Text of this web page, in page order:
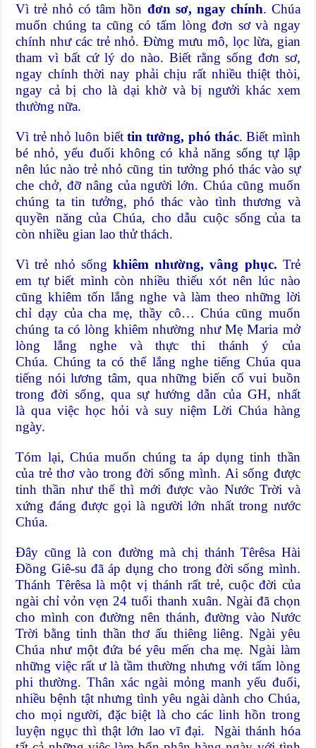
Vì trẻ nhỏ có tâm hồn đơn sơ, ngay chính. Chúa
muốn chúng ta cũng có tấm lòng đơn sơ và ngay
chính như các trẻ nhỏ. Đừng mưu mô, lọc lừa, gian
tham vì bất cứ lý do nào. Biết rằng sống đơn sơ,
ngay chính thời nay phải chịu rất nhiều thiệt thòi,
ngay cả bị cho là dại khờ và bị ngưởi khác xem
thường nữa.
Vì trẻ nhỏ luôn biết tin tưởng, phó thác. Biết mình
bé nhỏ, yếu đuối không có khả năng sống tự lập
nên lúc nào trẻ nhỏ cũng tin tưởng phó thác vào sự
che chở, đỡ nâng của người lớn. Chúa cũng muốn
chúng ta tin tưởng, phó thác vào tình thương và
quyền năng của Chúa, cho dẫu cuộc sống của ta
còn nhiều gian lao thử thách.
Vì trẻ nhỏ sống khiêm nhường, vâng phục. Trẻ
em tự biết mình còn nhiều thiếu xót nên lúc nào
cũng khiêm tốn lắng nghe và làm theo những lời
chỉ dạy của cha mẹ, thầy cô… Chúa cũng muốn
chúng ta có lòng khiêm nhường như Mẹ Maria mở
lòng lắng nghe và thực thi thánh ý của
Chúa. Chúng ta có thể lắng nghe tiếng Chúa qua
tiếng nói lương tâm, qua những biến cố vui buồn
trong đời sống, qua sự hướng dẫn của GH, nhất
là qua việc học hỏi và suy niệm Lời Chúa hàng
ngày.
Tóm lại, Chúa muốn chúng ta áp dụng tinh thần
của trẻ thơ vào trong đời sống mình. Ai sống được
tinh thần như thế thì mới được vào Nước Trời và
xứng đáng được gọi là người lớn nhất trong nước
Chúa.
Đây cũng là con đường mà chị thánh Têrêsa Hài
Đồng Giê-su đã áp dụng cho trong đời sống mình.
Thánh Têrêsa là một vị thánh rất trẻ, cuộc đời của
ngài chỉ vỏn vẹn 24 tuổi thanh xuân. Ngài đã chọn
cho mình con đường nên thánh, đường vào Nước
Trời bằng tinh thần thơ ấu thiêng liêng. Ngài yêu
Chúa như một đứa bé yêu mến cha mẹ. Ngài làm
những việc rất ư là tầm thường nhưng với tấm lòng
phi thường. Thân xác ngài mỏng manh yếu đuối,
nhiều bệnh tật nhưng tình yêu ngài dành cho Chúa,
cho mọi người, đặc biệt là cho các linh hồn trong
luyện ngục thì thật lớn lao vĩ đại. Ngài thánh hóa